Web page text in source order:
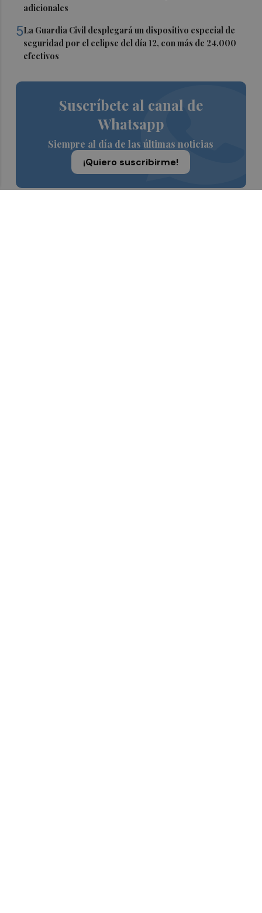
adicionales
5La Guardia Civil desplegará un dispositivo especial de
seguridad por el eclipse del día 12, con más de 24.000
efectivos
Suscríbete al canal de
Whatsapp
Siempre al día de las últimas noticias
¡Quiero suscribirme!